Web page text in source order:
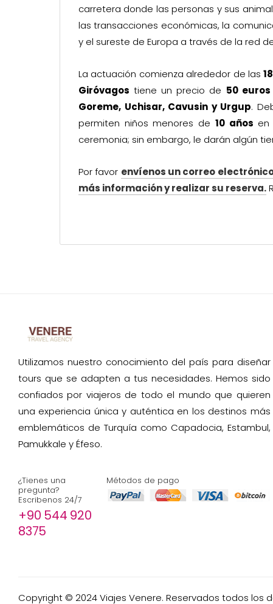
carretera donde las personas y sus
las transacciones económicas, la
y el sureste de Europa a través de la red
La actuación comienza alrededor de las
Giróvagos tiene un precio de 50
Goreme, Uchisar, Cavusin y Urgup.
permiten niños menores de 10 años en
ceremonia; sin embargo, le darán algún
Por favor envíenos un correo
más información y realizar su reserva.
Utilizamos nuestro conocimiento del país para diseñar
tours que se adapten a tus necesidades. Hemos sido
confiados por viajeros de todo el mundo que quieren
una experiencia única y auténtica en los destinos más
emblemáticos de Turquía como Capadocia, Estambul,
Pamukkale y Éfeso.
¿Tienes una
pregunta?
Escribenos 24/7
+90 544 920
8375
Métodos de pago
Copyright © 2024 Viajes Venere. Reservados todos los